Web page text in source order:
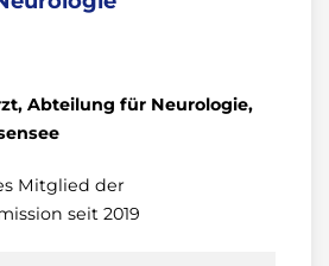
Abteilung für Neurologie,
Mitglied der
seit 2019